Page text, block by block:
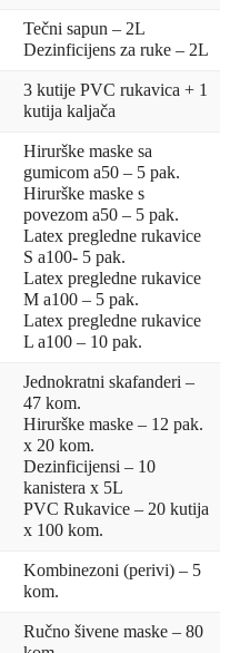
Tečni sapun – 2L
Dezinficijens za ruke – 2L
3 kutije PVC rukavica + 1
kutija kaljača
Hirurške maske sa
gumicom a50 – 5 pak.
Hirurške maske s
povezom a50 – 5 pak.
Latex pregledne rukavice
S a100- 5 pak.
Latex pregledne rukavice
M a100 – 5 pak.
Latex pregledne rukavice
L a100 – 10 pak.
Jednokratni skafanderi –
47 kom.
Hirurške maske – 12 pak.
x 20 kom.
Dezinficijensi – 10
kanistera x 5L
PVC Rukavice – 20 kutija
x 100 kom.
Kombinezoni (perivi) – 5
kom.
Ručno šivene maske – 80